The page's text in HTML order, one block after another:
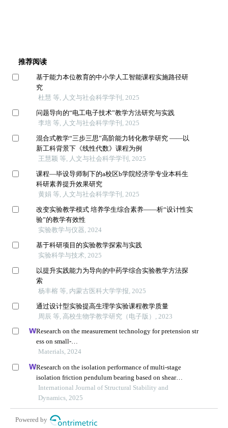
推荐阅读
基于能力本位教育的中小学人工智能课程实施路径研
究
杜慧 等, 人文与社会科学学刊, 2025
问题导向的“电工电子技术”教学方法研究与实践
李培 等, 人文与社会科学学刊, 2025
混合式教学“三步三思”高阶能力转化教学研究 ——以
新工科背景下《线性代数》课程为例
王慧颖 等, 人文与社会科学学刊, 2025
课程—毕设导师制下的a校区b学院经济学专业本科生
科研素养提升效果研究
黄娟 等, 人文与社会科学学刊, 2025
改变实验教学模式 培养学生综合素养——析“设计性实
验”的教学有效性
实验教学与仪器, 2024
基于科研项目的实验教学探索与实践
实验科学与技术, 2025
以提升实践能力为导向的中药学综合实验教学方法探
索
杨丰榕 等, 内蒙古医科大学学报, 2025
通过设计型实验提高生理学实验课程教学质量
周辰 等, 高校生物学教学研究（电子版）, 2023
Research on the measurement technology for pretension str
ess on small-
sized bolts based on the piezoelectric ultrasonic resonance
Materials, 2024
Research on the isolation performance of multi-stage
isolation friction pendulum bearing based on shear
thickening fluid
International Journal of Structural Stability and
Dynamics, 2025
Powered by